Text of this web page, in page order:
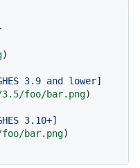
)
3.9 and lower]
foo/bar.png)
3.10+]
bar.png)